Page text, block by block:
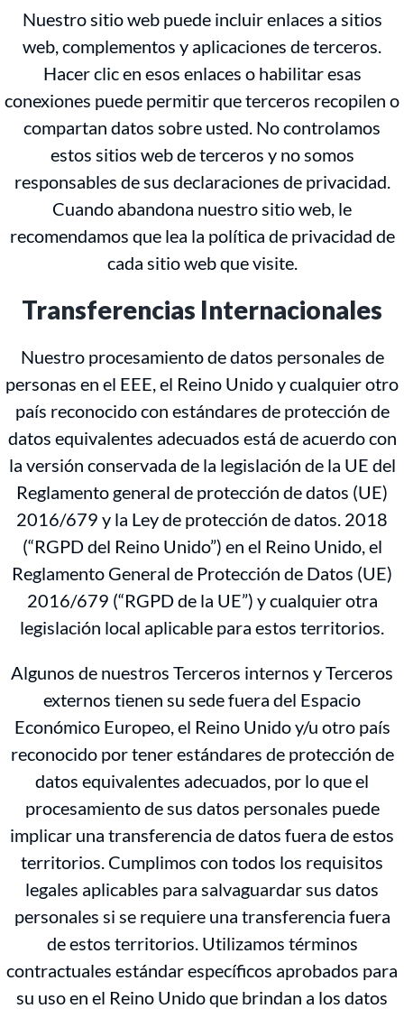
Nuestro sitio web puede incluir enlaces a sitios
web, complementos y aplicaciones de terceros.
Hacer clic en esos enlaces o habilitar esas
conexiones puede permitir que terceros recopilen o
compartan datos sobre usted. No controlamos
estos sitios web de terceros y no somos
responsables de sus declaraciones de privacidad.
Cuando abandona nuestro sitio web, le
recomendamos que lea la política de privacidad de
cada sitio web que visite.
Transferencias Internacionales
Nuestro procesamiento de datos personales de
personas en el EEE, el Reino Unido y cualquier otro
país reconocido con estándares de protección de
datos equivalentes adecuados está de acuerdo con
la versión conservada de la legislación de la UE del
Reglamento general de protección de datos (UE)
2016/679 y la Ley de protección de datos. 2018
(“RGPD del Reino Unido”) en el Reino Unido, el
Reglamento General de Protección de Datos (UE)
2016/679 (“RGPD de la UE”) y cualquier otra
legislación local aplicable para estos territorios.
Algunos de nuestros Terceros internos y Terceros
externos tienen su sede fuera del Espacio
Económico Europeo, el Reino Unido y/u otro país
reconocido por tener estándares de protección de
datos equivalentes adecuados, por lo que el
procesamiento de sus datos personales puede
implicar una transferencia de datos fuera de estos
territorios. Cumplimos con todos los requisitos
legales aplicables para salvaguardar sus datos
personales si se requiere una transferencia fuera
de estos territorios. Utilizamos términos
contractuales estándar específicos aprobados para
su uso en el Reino Unido que brindan a los datos